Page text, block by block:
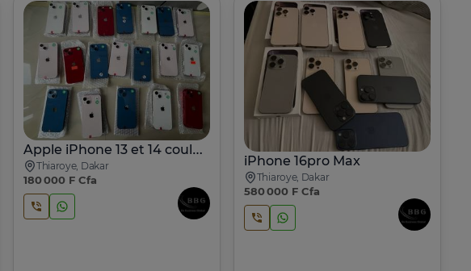
Apple iPhone 13 et 14 couleurs variées comme neuf
Thiaroye, Dakar
180 000 F Cfa
iPhone 16pro Max
Thiaroye, Dakar
580 000 F Cfa